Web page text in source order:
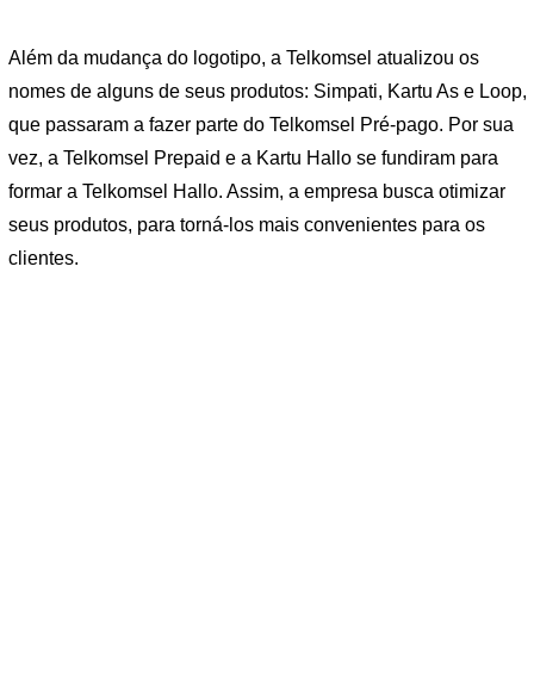
Além da mudança do logotipo, a Telkomsel atualizou os
nomes de alguns de seus produtos: Simpati, Kartu As e Loop,
que passaram a fazer parte do Telkomsel Pré-pago. Por sua
vez, a Telkomsel Prepaid e a Kartu Hallo se fundiram para
formar a Telkomsel Hallo. Assim, a empresa busca otimizar
seus produtos, para torná-los mais convenientes para os
clientes.